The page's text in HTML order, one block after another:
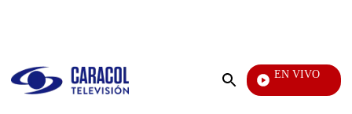
Enviar
EN VIVO
EFÉ